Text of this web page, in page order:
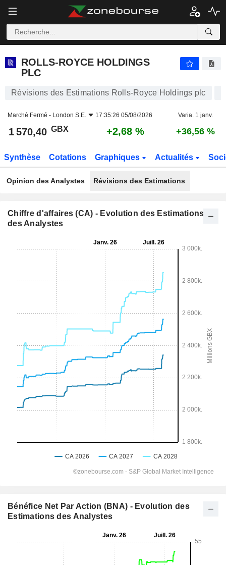
ROLLS-ROYCE HOLDINGS
PLC
Révisions des Estimations Rolls-Royce Holdings plc
Marché Fermé - London S.E. 17:35:26 05/08/2026 Varia. 1 janv.
1 570,40 GBX +2,68 % +36,56 %
Synthèse Cotations Graphiques Actualités
Opinion des Analystes Révisions des Estimations
Chiffre d'affaires (CA) - Evolution des Estimations
des Analystes
Bénéfice Net Par Action (BNA) - Evolution des
Estimations des Analystes